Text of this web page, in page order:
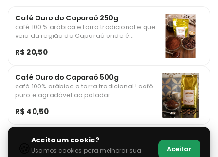
Café Ouro do Caparaó 250g
café 100 % arábica e torra tradicional e que
veio da região do Caparaó onde é
único e agradável ao paladar
R$ 20,50
Café Ouro do Caparaó 500g
café 100% arábica e torra tradicional ! café
puro e agradável ao paladar
R$ 40,50
🍪Aceita um cookie?
Usamos cookies para melhorar sua
Aceitar